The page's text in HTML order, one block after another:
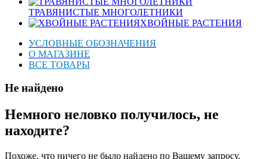
ТРАВЯНИСТЫЕ МНОГОЛЕТНИКИ
ХВОЙНЫЕ РАСТЕНИЯ
УСЛОВНЫЕ ОБОЗНАЧЕНИЯ
О МАГАЗИНЕ
ВСЕ ТОВАРЫ
Не найдено
Немного неловко получилось, не
находите?
Похоже, что ничего не было найдено по Вашему запросу.